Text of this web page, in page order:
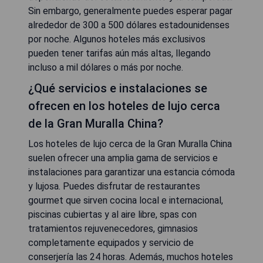
Sin embargo, generalmente puedes esperar pagar
alrededor de 300 a 500 dólares estadounidenses
por noche. Algunos hoteles más exclusivos
pueden tener tarifas aún más altas, llegando
incluso a mil dólares o más por noche.
¿Qué servicios e instalaciones se
ofrecen en los hoteles de lujo cerca
de la Gran Muralla China?
Los hoteles de lujo cerca de la Gran Muralla China
suelen ofrecer una amplia gama de servicios e
instalaciones para garantizar una estancia cómoda
y lujosa. Puedes disfrutar de restaurantes
gourmet que sirven cocina local e internacional,
piscinas cubiertas y al aire libre, spas con
tratamientos rejuvenecedores, gimnasios
completamente equipados y servicio de
conserjería las 24 horas. Además, muchos hoteles